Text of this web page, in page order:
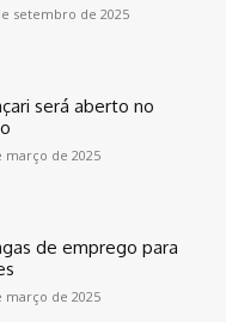
setembro de 2025
será aberto no
março de 2025
de emprego para
março de 2025